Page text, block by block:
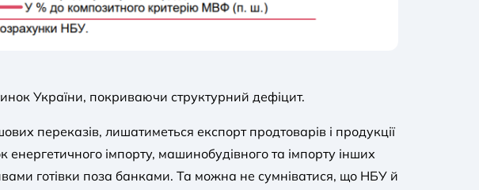
України, покриваючи структурний дефіцит.
переказів, лишатиметься експорт продтоварів і продукції
енергетичного імпорту, машинобудівного та імпорту інших
готівки поза банками. Та можна не сумніватися, що НБУ й